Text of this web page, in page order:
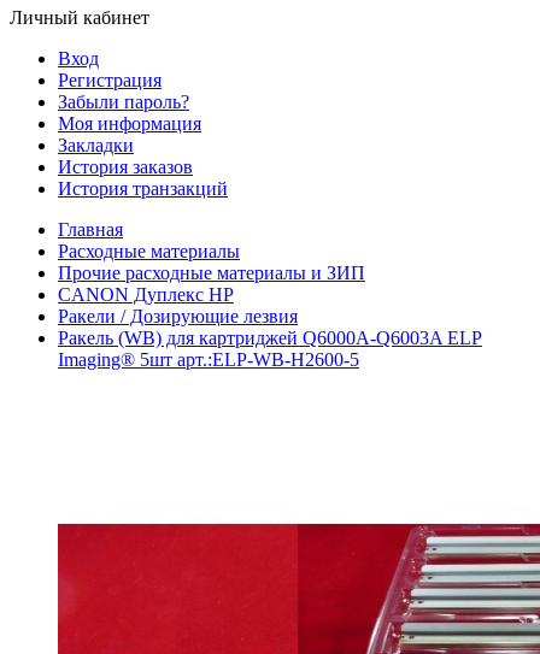
Личный кабинет
Вход
Регистрация
Забыли пароль?
Моя информация
Закладки
История заказов
История транзакций
Главная
Расходные материалы
Прочие расходные материалы и ЗИП
CANON Дуплекс HP
Ракели / Дозирующие лезвия
Ракель (WB) для картриджей Q6000A-Q6003A ELP
Imaging® 5шт арт.:ELP-WB-H2600-5